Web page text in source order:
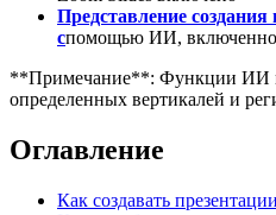
Представление
спомощью ИИ,
**Примечание**: Функции ИИ
определенных вертикалей и
Оглавление
Как создавать